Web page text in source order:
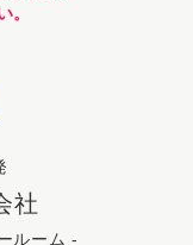
。
社
ルーム -